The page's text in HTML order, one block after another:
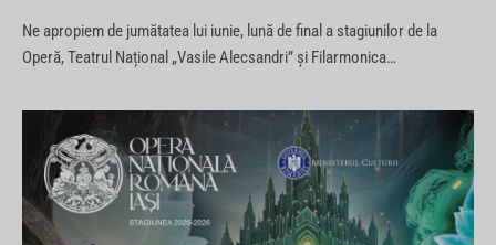
Ne apropiem de jumătatea lui iunie, lună de final a stagiunilor de la
Operă, Teatrul Național „Vasile Alecsandri” și Filarmonica…